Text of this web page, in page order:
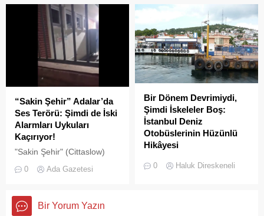
hareketlilik dikkat çekiyor.
“Sakin Şehir” Adalar’da
Ses Terörü: Şimdi de İski
Alarmları Uykuları
Kaçırıyor!
"Sakin Şehir" (Cittaslow)
adayı olan İstanbul’un incisi
Adalar'da gürültü kirliliği
0 Ada Gazetesi
Bir Dönem Devrimiydi,
Şimdi İskeleler Boş:
İstanbul Deniz
Otobüslerinin Hüzünlü
Hikâyesi
İstanbul’da deniz ulaşımı,
0 Haluk Direskeneli
Bir Yorum Yazın